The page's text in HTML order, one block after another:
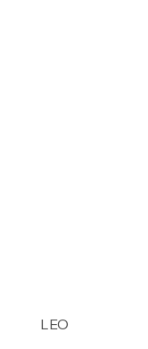
LEO